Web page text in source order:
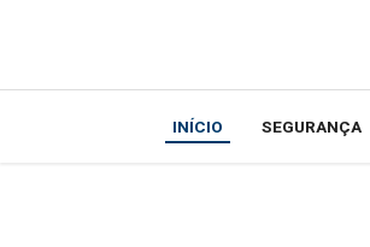
varejo
INÍCIO SEGURANÇA